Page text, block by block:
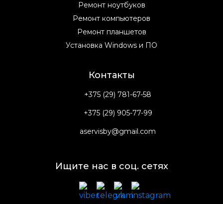
Ремонт ноутбуков
Ремонт компьютеров
Ремонт планшетов
Установка Windows и ПО
Контакты
+375 (29) 781-67-58
+375 (29) 905-77-99
aservisby@gmail.com
Ищите нас в соц. сетях